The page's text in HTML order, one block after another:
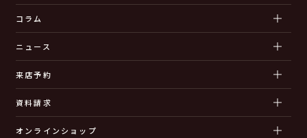
コラム
ニュース
来店予約
資料請求
オンラインショップ